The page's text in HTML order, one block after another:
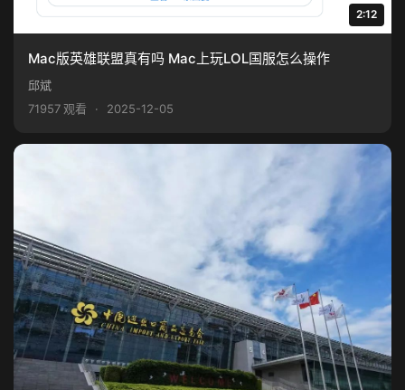
2:12
Mac版英雄联盟真有吗 Mac上玩LOL国服怎么操作
邱斌
71957 观看
· 2025-12-05